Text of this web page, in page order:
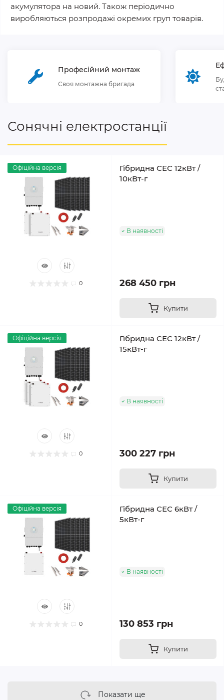
акумулятора на новий. Також періодично
виробляються розпродажі окремих груп товарів.
Професійний монтаж
Своя монтажна бригада
Сонячні електростанції
Офіційна версія
0
Гібридна СЕС 12кВт /
10кВт-г
В наявності
268 450 грн
Купити
Офіційна версія
0
Гібридна СЕС 12кВт /
15кВт-г
В наявності
300 227 грн
Купити
Офіційна версія
0
Гібридна СЕС 6кВт /
5кВт-г
В наявності
130 853 грн
Купити
Показати ще